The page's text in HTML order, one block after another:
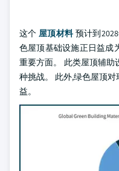
这个 屋顶材料预计到
色屋顶基础设施正日益成
重要方面。 此类屋顶辅助
种挑战。 此外,绿色屋顶
益。